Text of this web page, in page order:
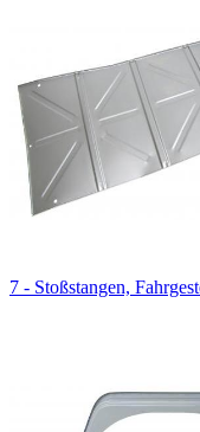
7 - Stoßstangen,